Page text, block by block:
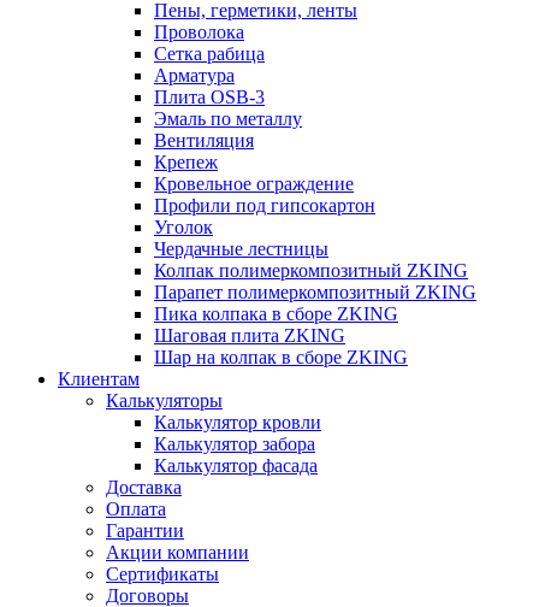
Пены, герметики, ленты
Проволока
Сетка рабица
Арматура
Плита OSB-3
Эмаль по металлу
Вентиляция
Крепеж
Кровельное ограждение
Профили под гипсокартон
Уголок
Чердачные лестницы
Колпак полимеркомпозитный ZKING
Парапет полимеркомпозитный ZKING
Пика колпака в сборе ZKING
Шаговая плита ZKING
Шар на колпак в сборе ZKING
Клиентам
Калькуляторы
Калькулятор кровли
Калькулятор забора
Калькулятор фасада
Доставка
Оплата
Гарантии
Акции компании
Сертификаты
Договоры